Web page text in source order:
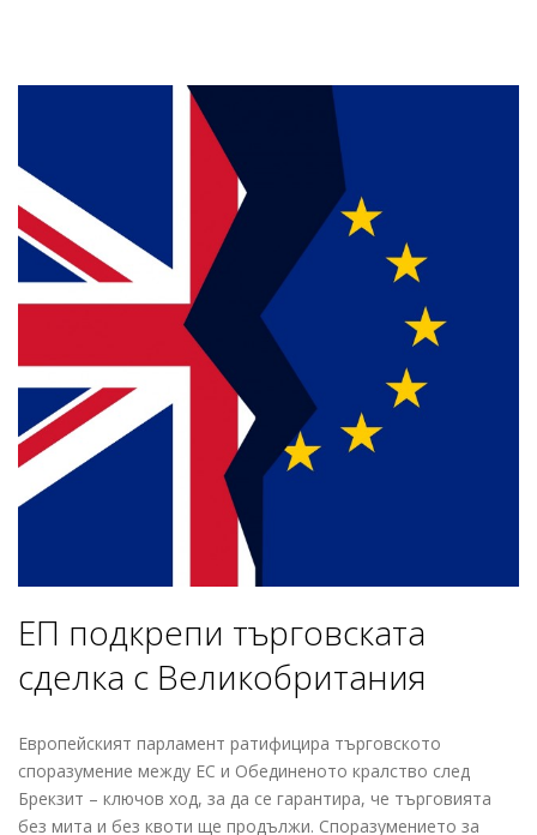
ЕП подкрепи търговската
сделка с Великобритания
Европейският парламент ратифицира търговското
споразумение между ЕС и Обединеното кралство след
Брекзит – ключов ход, за да се гарантира, че търговията
без мита и без квоти ще продължи. Споразумението за